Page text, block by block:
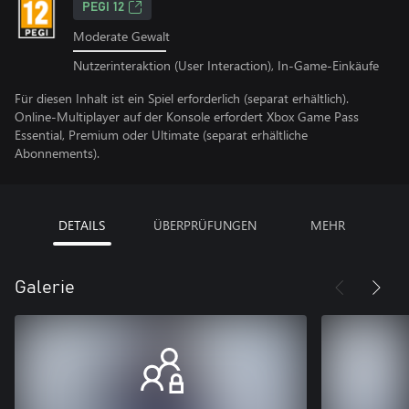
PEGI 12
Moderate Gewalt
Nutzerinteraktion (User Interaction), In-Game-Einkäufe
Für diesen Inhalt ist ein Spiel erforderlich (separat erhältlich).
Online-Multiplayer auf der Konsole erfordert Xbox Game Pass
Essential, Premium oder Ultimate (separat erhältliche
Abonnements).
DETAILS ÜBERPRÜFUNGEN MEHR
Galerie